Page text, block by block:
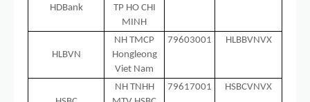
HDBank
TP HO CHI
MINH
HLBVN
NH TMCP
Hongleong
Viet Nam
79603001 HLBBVNVX
NH TNHH
79617001 HSBCVNVX